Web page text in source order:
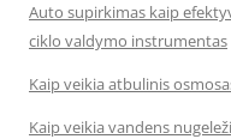
Auto supirkimas kaip
ciklo valdymo instrumentas
Kaip veikia atbulinis
Kaip veikia vandens